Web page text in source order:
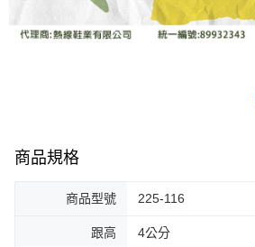
商品規格
商品型號 225-116
跟高 4公分